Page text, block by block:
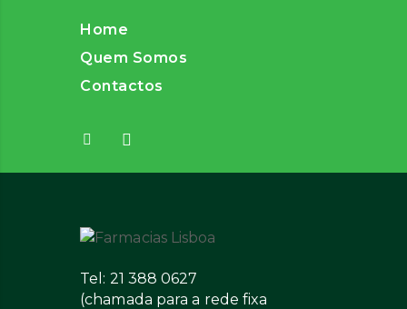
Home
Quem Somos
Contactos
Tel: 21 388 0627
(chamada para a rede fixa